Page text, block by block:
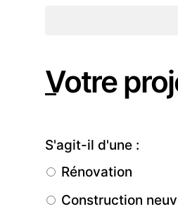
Votre
S'agit-il d'une :
Rénovation
Construction